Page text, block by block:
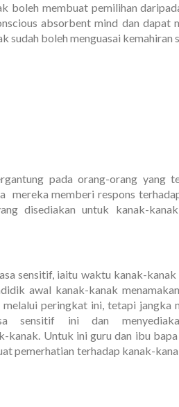
boleh membuat pemilihan
absorbent mind dan dapat
sudah boleh menguasai kemahiran
pada orang-orang yang
mereka memberi respons
disediakan untuk kanak-
sensitif, iaitu waktu kanak-
awal kanak-kanak
melalui peringkat ini, tetapi jangka
sensitif ini dan
kanak. Untuk ini guru dan ibu
pemerhatian terhadap kanak-